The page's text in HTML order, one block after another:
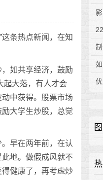
条热点新闻，在知
如共享经济，鼓励
起大落，有人才会
中获得。股票市场
大学生炒股，总觉
早在两年前，在认
地。做假成风就不
健康了，再考虑炒